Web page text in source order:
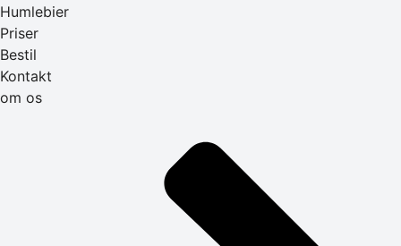
Humlebier
Priser
Bestil
Kontakt
om os